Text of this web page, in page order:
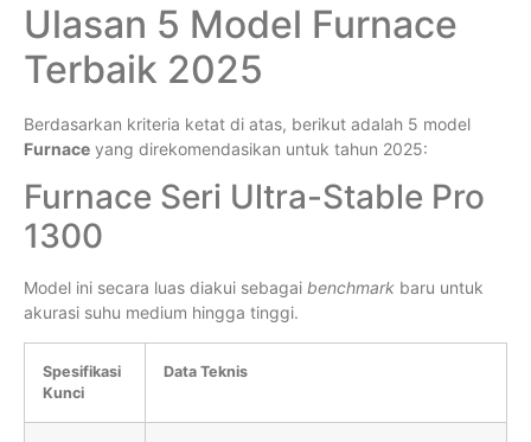
Ulasan 5 Model Furnace
Terbaik 2025
Berdasarkan kriteria ketat di atas, berikut adalah 5 model
Furnace yang direkomendasikan untuk tahun 2025:
Furnace Seri Ultra-Stable Pro
1300
Model ini secara luas diakui sebagai benchmark baru untuk
akurasi suhu medium hingga tinggi.
Spesifikasi
Kunci
Data Teknis